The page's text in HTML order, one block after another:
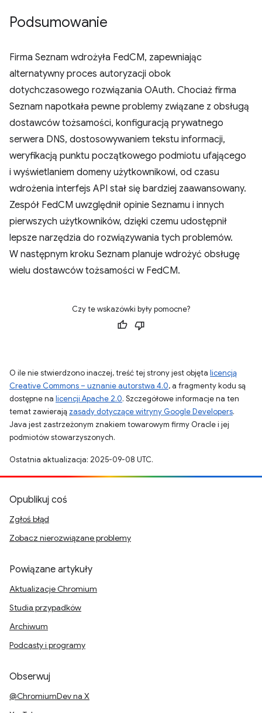
Podsumowanie
Firma Seznam wdrożyła FedCM, zapewniając
alternatywny proces autoryzacji obok
dotychczasowego rozwiązania OAuth. Chociaż firma
Seznam napotkała pewne problemy związane z obsługą
dostawców tożsamości, konfiguracją prywatnego
serwera DNS, dostosowywaniem tekstu informacji,
weryfikacją punktu początkowego podmiotu ufającego
i wyświetlaniem domeny użytkownikowi, od czasu
wdrożenia interfejs API stał się bardziej zaawansowany.
Zespół FedCM uwzględnił opinie Seznamu i innych
pierwszych użytkowników, dzięki czemu udostępnił
lepsze narzędzia do rozwiązywania tych problemów.
W następnym kroku Seznam planuje wdrożyć obsługę
wielu dostawców tożsamości w FedCM.
Czy te wskazówki były pomocne?
O ile nie stwierdzono inaczej, treść tej strony jest objęta licencją
Creative Commons – uznanie autorstwa 4.0, a fragmenty kodu są
dostępne na licencji Apache 2.0. Szczegółowe informacje na ten
temat zawierają zasady dotyczące witryny Google Developers.
Java jest zastrzeżonym znakiem towarowym firmy Oracle i jej
podmiotów stowarzyszonych.
Ostatnia aktualizacja: 2025-09-08 UTC.
Opublikuj coś
Zgłoś błąd
Zobacz nierozwiązane problemy
Powiązane artykuły
Aktualizacje Chromium
Studia przypadków
Archiwum
Podcasty i programy
Obserwuj
@ChromiumDev na X